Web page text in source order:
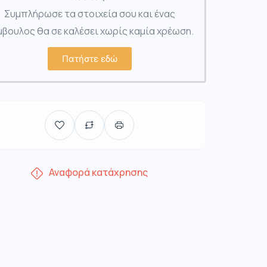
Συμπλήρωσε τα στοιχεία σου και ένας
θα σε καλέσει χωρίς καμία χρέωση.
Πατήστε εδώ
Αναφορά κατάχρησης